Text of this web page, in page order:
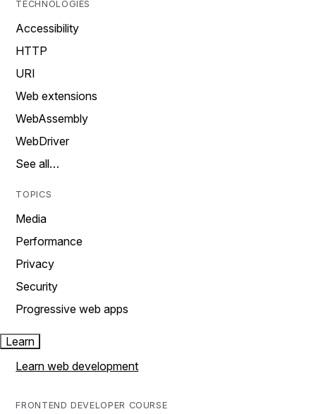
TECHNOLOGIES
Accessibility
HTTP
URI
Web extensions
WebAssembly
WebDriver
See all…
TOPICS
Media
Performance
Privacy
Security
Progressive web apps
Learn
Learn web development
FRONTEND DEVELOPER COURSE